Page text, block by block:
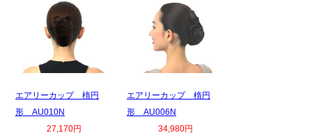
エアリーカップ 楕円
形 AU010N
27,170円
エアリーカップ 楕円
形 AU006N
34,980円